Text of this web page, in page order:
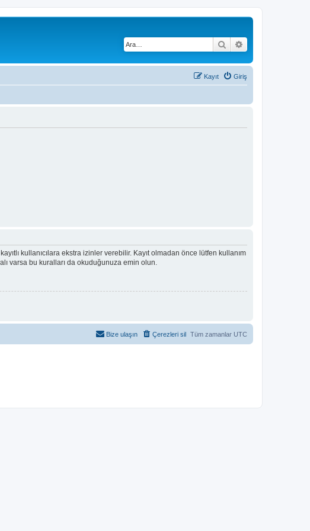
Ara
Giriş
Kayıt
kullanıcılara ekstra izinler verebilir. Kayıt olmadan önce lütfen kullanım
varsa bu kuralları da okuduğunuza emin olun.
Tüm zamanlar UTC
Çerezleri sil
Bize ulaşın